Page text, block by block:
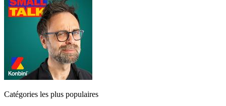
Catégories les plus populaires